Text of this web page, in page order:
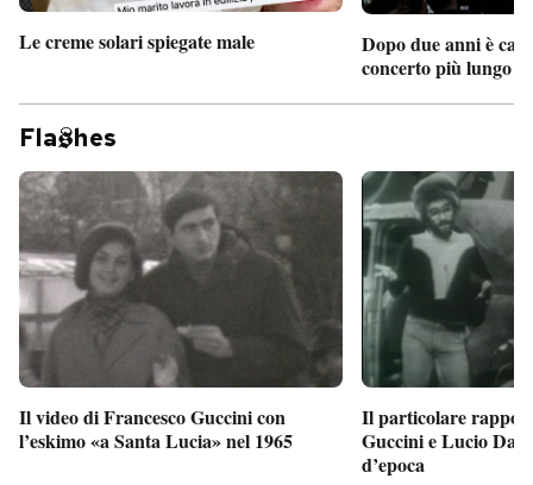
Le creme solari spiegate male
Dopo due anni è
concerto più lungo
Fla hes
Il video di Francesco Guccini con
l’eskimo «a Santa Lucia» nel 1965
Il particolare
Guccini e Lucio
d’epoca